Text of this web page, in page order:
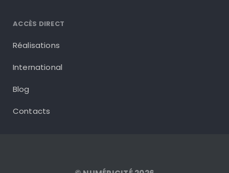
ACCÈS DIRECT
Réalisations
International
Blog
Contacts